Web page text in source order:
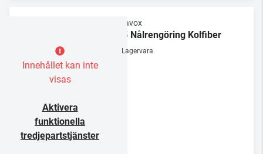
Innehållet kan inte
visas
Aktivera
funktionella
tredjepartstjänster
Dynavox
NC5 Nålrengöring Kolfiber
Lagervara